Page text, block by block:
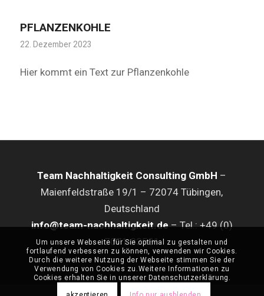
PFLANZENKOHLE
22. Dezember 2023
Hier kommt ein Text zur Pflanzenkohle
Team Nachhaltigkeit Consulting GmbH –
Maienfeldstraße 19/1 – 72074 Tübingen,
Deutschland
info@team-nachhaltigkeit.de– Tel.: +49 (0)
7071 83581
Um unsere Webseite für Sie optimal zu gestalten und
fortlaufend verbessern zu können, verwenden wir Cookies.
Durch die weitere Nutzung der Webseite stimmen Sie der
Verwendung von Cookies zu.Weitere Informationen zu
Cookies erhalten Sie in unserer Datenschutzerklärung.